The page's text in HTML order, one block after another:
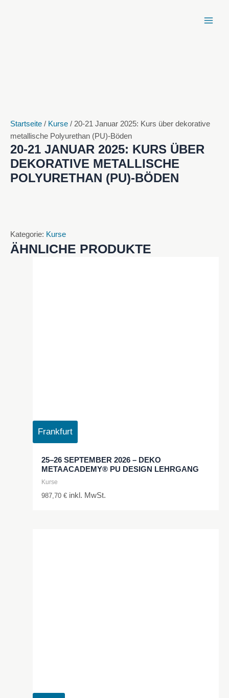
Startseite / Kurse / 20-21 Januar 2025: Kurs über dekorative
metallische Polyurethan (PU)-Böden
20-21 JANUAR 2025: KURS ÜBER
DEKORATIVE METALLISCHE
POLYURETHAN (PU)-BÖDEN
Kategorie: Kurse
ÄHNLICHE PRODUKTE
Frankfurt
25–26 SEPTEMBER 2026 – DEKO
METAACADEMY® PU DESIGN LEHRGANG
Kurse
987,70€ inkl. MwSt.